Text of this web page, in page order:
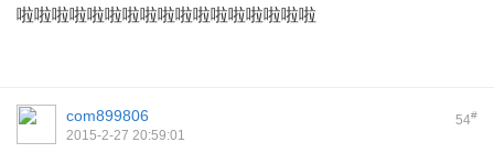
啦啦啦啦啦啦啦啦啦啦啦啦啦啦啦啦啦
54#
com899806
2015-2-27 20:59:01